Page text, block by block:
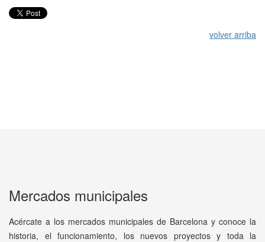
volver arriba
Mercados municipales
Acércate a los mercados municipales de Barcelona y conoce la
historia, el funcionamiento, los nuevos proyectos y toda la